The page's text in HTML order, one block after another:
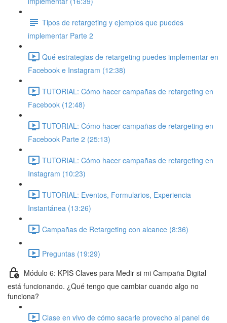
Tipos de retargeting y ejemplos que puedes
implementar Parte 2
Qué estrategias de retargeting puedes implementar en
Facebook e Instagram (12:38)
TUTORIAL: Cómo hacer campañas de retargeting en
Facebook (12:48)
TUTORIAL: Cómo hacer campañas de retargeting en
Facebook Parte 2 (25:13)
TUTORIAL: Cómo hacer campañas de retargeting en
Instagram (10:23)
TUTORIAL: Eventos, Formularios, Experiencia
Instantánea (13:26)
Campañas de Retargeting con alcance (8:36)
Preguntas (19:29)
Módulo 6: KPIS Claves para Medir si mi Campaña Digital
está funcionando. ¿Qué tengo que cambiar cuando algo no
funciona?
Clase en vivo de cómo sacarle provecho al panel de